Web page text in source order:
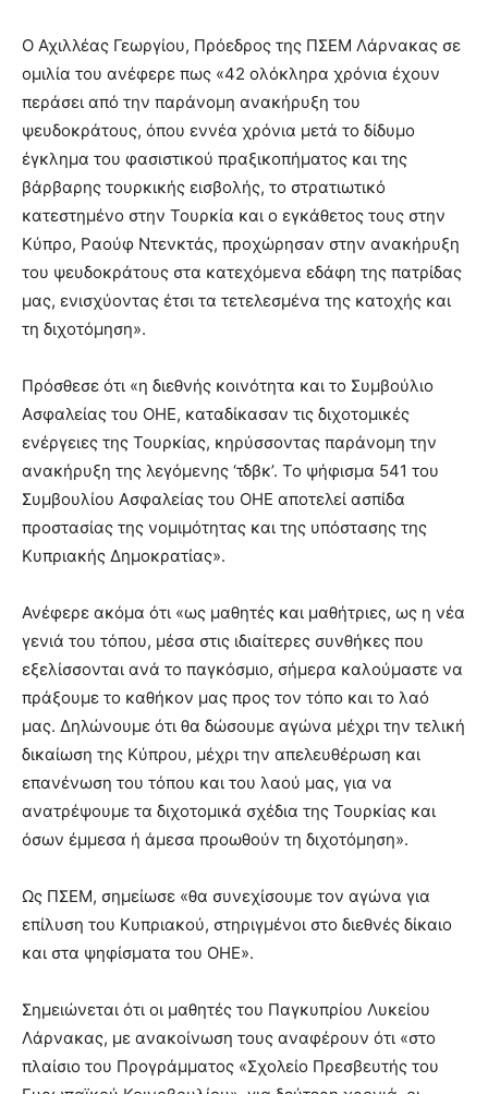
Ο Αχιλλέας Γεωργίου, Πρόεδρος της ΠΣΕΜ Λάρνακας σε
ομιλία του ανέφερε πως «42 ολόκληρα χρόνια έχουν
περάσει από την παράνομη ανακήρυξη του
ψευδοκράτους, όπου εννέα χρόνια μετά το δίδυμο
έγκλημα του φασιστικού πραξικοπήματος και της
βάρβαρης τουρκικής εισβολής, το στρατιωτικό
κατεστημένο στην Τουρκία και ο εγκάθετος τους στην
Κύπρο, Ραούφ Ντενκτάς, προχώρησαν στην ανακήρυξη
του ψευδοκράτους στα κατεχόμενα εδάφη της πατρίδας
μας, ενισχύοντας έτσι τα τετελεσμένα της κατοχής και
τη διχοτόμηση».
Πρόσθεσε ότι «η διεθνής κοινότητα και το Συμβούλιο
Ασφαλείας του ΟΗΕ, καταδίκασαν τις διχοτομικές
ενέργειες της Τουρκίας, κηρύσσοντας παράνομη την
ανακήρυξη της λεγόμενης ‘τδβκ’. Το ψήφισμα 541 του
Συμβουλίου Ασφαλείας του ΟΗΕ αποτελεί ασπίδα
προστασίας της νομιμότητας και της υπόστασης της
Κυπριακής Δημοκρατίας».
Ανέφερε ακόμα ότι «ως μαθητές και μαθήτριες, ως η νέα
γενιά του τόπου, μέσα στις ιδιαίτερες συνθήκες που
εξελίσσονται ανά το παγκόσμιο, σήμερα καλούμαστε να
πράξουμε το καθήκον μας προς τον τόπο και το λαό
μας. Δηλώνουμε ότι θα δώσουμε αγώνα μέχρι την τελική
δικαίωση της Κύπρου, μέχρι την απελευθέρωση και
επανένωση του τόπου και του λαού μας, για να
ανατρέψουμε τα διχοτομικά σχέδια της Τουρκίας και
όσων έμμεσα ή άμεσα προωθούν τη διχοτόμηση».
Ως ΠΣΕΜ, σημείωσε «θα συνεχίσουμε τον αγώνα για
επίλυση του Κυπριακού, στηριγμένοι στο διεθνές δίκαιο
και στα ψηφίσματα του ΟΗΕ».
Σημειώνεται ότι οι μαθητές του Παγκυπρίου Λυκείου
Λάρνακας, με ανακοίνωση τους αναφέρουν ότι «στο
πλαίσιο του Προγράμματος «Σχολείο Πρεσβευτής του